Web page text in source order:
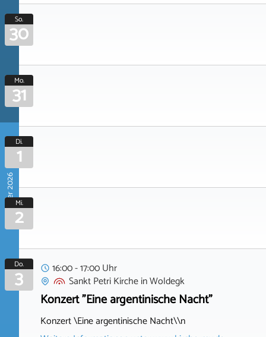
So.
30
Mo.
31
September 2026
Di.
1
Mi.
2
Do.
3
16:00 - 17:00 Uhr
Sankt Petri KircheinWoldegk
Konzert "Eine argentinische Nacht"
Konzert \Eine argentinische Nacht\\n